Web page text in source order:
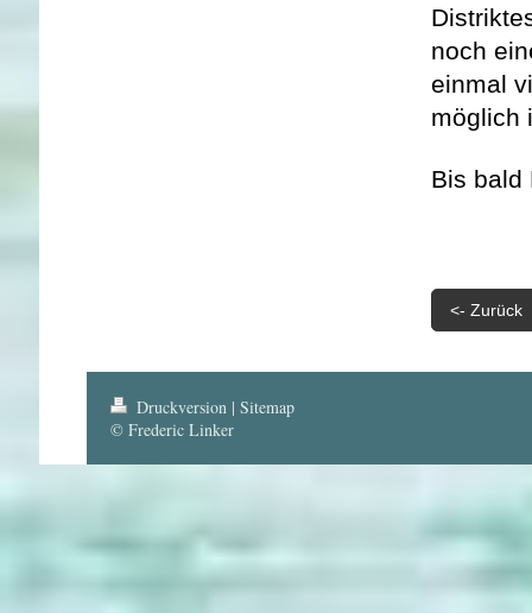
noch
einmal
möglich
Bis bald
<- Zurück
Druckversion | Sitemap
© Frederic Linker